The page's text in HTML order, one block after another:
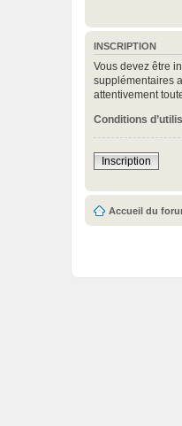
INSCRIPTION
Vous devez être
supplémentaires
attentivement
Conditions
Inscription
Accueil du